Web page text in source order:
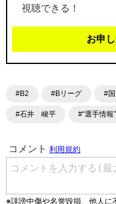
視聴できる！
お申
#B2 #Bリーグ #
#石井 峻平 #“選手情報”